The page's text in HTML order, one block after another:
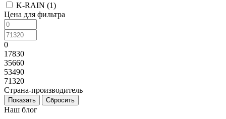
K-RAIN (1)
Цена для фильтра
0
17830
35660
53490
71320
Страна-производитель
Сбросить
Наш блог